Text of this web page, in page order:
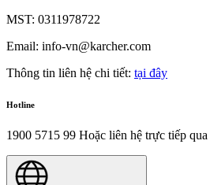
MST: 0311978722
Email: info-vn@karcher.com
Thông tin liên hệ chi tiết: tại đây
Hotline
1900 5715 99 Hoặc liên hệ trực tiếp qua